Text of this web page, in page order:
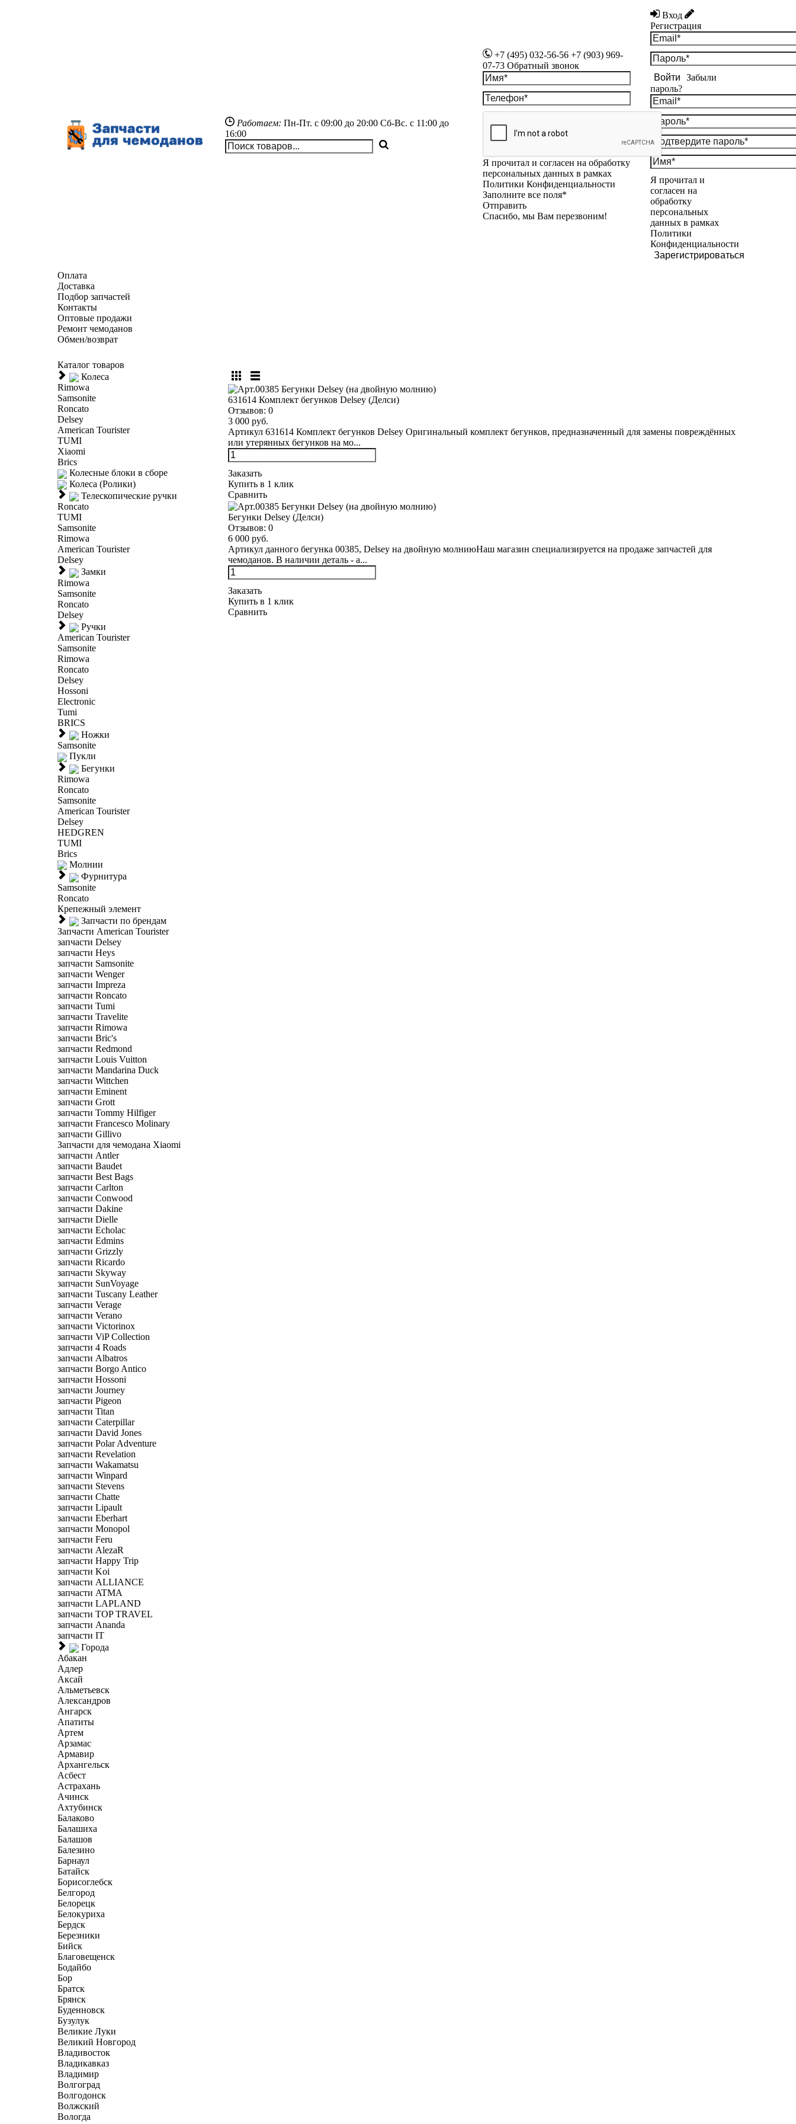
Работаем: Пн-Пт. с 09:00 до 20:00Сб-Вс. с 11:00 до
16:00
+7 (495) 032-56-56 +7 (903) 969-
07-73 Обратный звонок
Я прочитал и согласен на обработку
персональных данных в рамках
Политики Конфиденциальности
Заполните все поля*
Отправить
Спасибо, мы Вам перезвоним!
Вход
Регистрация
Войти
Забыли
пароль?
Я прочитал и
согласен на
обработку
персональных
данных в рамках
Политики
Конфиденциальности
Зарегистрироваться
Оплата
Доставка
Подбор запчастей
Контакты
Оптовые продажи
Ремонт чемоданов
Обмен/возврат
Каталог товаров
Колеса
Rimowa
Samsonite
Roncato
Delsey
American Tourister
TUMI
Xiaomi
Brics
Колесные блоки в сборе
Колеса (Ролики)
Телескопические ручки
Roncato
TUMI
Samsonite
Rimowa
American Tourister
Delsey
Замки
Rimowa
Samsonite
Roncato
Delsey
Ручки
American Tourister
Samsonite
Rimowa
Roncato
Delsey
Hossoni
Electronic
Tumi
BRICS
Ножки
Samsonite
Пукли
Бегунки
Rimowa
Roncato
Samsonite
American Tourister
Delsey
HEDGREN
TUMI
Brics
Молнии
Фурнитура
Samsonite
Roncato
Крепежный элемент
Запчасти по брендам
Запчасти American Tourister
запчасти Delsey
запчасти Heys
запчасти Samsonite
запчасти Wenger
запчасти Impreza
запчасти Roncato
запчасти Tumi
запчасти Travelite
запчасти Rimowa
запчасти Bric's
запчасти Redmond
запчасти Louis Vuitton
запчасти Mandarina Duck
запчасти Wittchen
запчасти Eminent
запчасти Grott
запчасти Tommy Hilfiger
запчасти Francesco Molinary
запчасти Gillivo
Запчасти для чемодана Xiaomi
запчасти Antler
запчасти Baudet
запчасти Best Bags
запчасти Carlton
запчасти Conwood
запчасти Dakine
запчасти Dielle
запчасти Echolac
запчасти Edmins
запчасти Grizzly
запчасти Ricardo
запчасти Skyway
запчасти SunVoyage
запчасти Tuscany Leather
запчасти Verage
запчасти Verano
запчасти Victorinox
запчасти ViP Collection
запчасти 4 Roads
запчасти Albatros
запчасти Borgo Antico
запчасти Hossoni
запчасти Journey
запчасти Pigeon
запчасти Titan
запчасти Caterpillar
запчасти David Jones
запчасти Polar Adventure
запчасти Revelation
запчасти Wakamatsu
запчасти Winpard
запчасти Stevens
запчасти Chatte
запчасти Lipault
запчасти Eberhart
запчасти Monopol
запчасти Feru
запчасти AlezaR
запчасти Happy Trip
запчасти Koi
запчасти ALLIANCE
запчасти ATMA
запчасти LAPLAND
запчасти TOP TRAVEL
запчасти Ananda
запчасти IT
Города
Абакан
Адлер
Аксай
Альметьевск
Александров
Ангарск
Апатиты
Артем
Арзамас
Армавир
Архангельск
Асбест
Астрахань
Ачинск
Ахтубинск
Балаково
Балашиха
Балашов
Балезино
Барнаул
Батайск
Борисоглебск
Белгород
Белорецк
Белокуриха
Бердск
Березники
Бийск
Благовещенск
Бодайбо
Бор
Братск
Брянск
Буденновск
Бузулук
Великие Луки
Великий Новгород
Владивосток
Владикавказ
Владимир
Волгоград
Волгодонск
Волжский
Вологда
631614 Комплект бегунков Delsey (Делси)
Отзывов: 0
3 000 руб.
Артикул 631614 Комплект бегунков Delsey Оригинальный комплект бегунков, предназначенный для замены повреждённых
или утерянных бегунков на мо...
Заказать
Купить в 1 клик
Сравнить
Бегунки Delsey (Делси)
Отзывов: 0
6 000 руб.
Артикул данного бегунка 00385, Delsey на двойную молниюНаш магазин специализируется на продаже запчастей для
чемоданов. В наличии деталь - а...
Заказать
Купить в 1 клик
Сравнить